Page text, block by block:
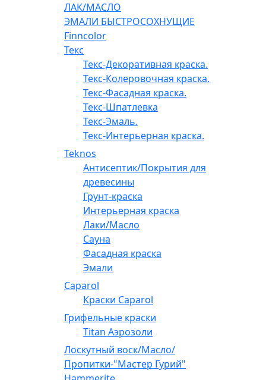
ЛАК/МАСЛО
ЭМАЛИ БЫСТРОСОХНУЩИЕ
Finncolor
Текс
Текс-Декоративная краска.
Текс-Колеровочная краска.
Текс-Фасадная краска.
Текс-Шпатлевка
Текс-Эмаль.
Текс-Интерьерная краска.
Teknos
Антисептик/Покрытия для
древесины
Грунт-краска
Интерьерная краска
Лаки/Масло
Сауна
Фасадная краска
Эмали
Caparol
Краски Caparol
Грифельные краски
Titan Аэрозоли
Лоскутный воск/Масло/
Пропитки-"Мастер Гурий"